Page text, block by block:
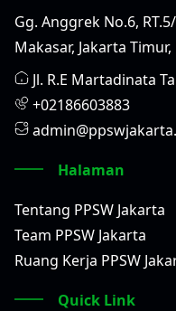
Gg. Anggrek No.6,
Makasar, Jakarta
Jl. R.E Martadinata
+02186603883
Halaman
Tentang PPSW Jakarta
Team PPSW Jakarta
Ruang Kerja PPSW
Quick Link